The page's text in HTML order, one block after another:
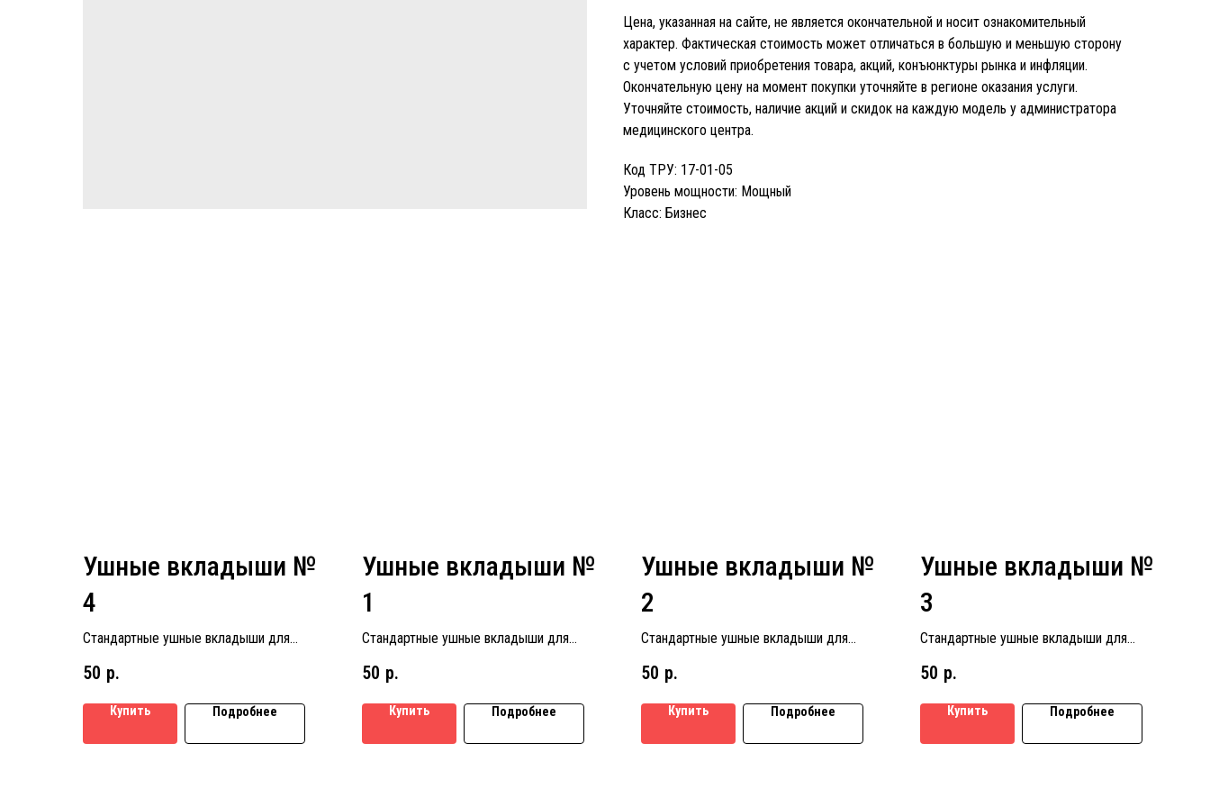
Цена, указанная на сайте, не является окончательной и носит ознакомительный
характер. Фактическая стоимость может отличаться в большую и меньшую сторону
с учетом условий приобретения товара, акций, конъюнктуры рынка и инфляции.
Окончательную цену на момент покупки уточняйте в регионе оказания услуги.
Уточняйте стоимость, наличие акций и скидок на каждую модель у администратора
медицинского центра.
Код ТРУ: 17-01-05
Уровень мощности: Мощный
Класс: Бизнес
Ушные вкладыши №
4
Стандартные ушные вкладыши для
50 р.
Купить Подробнее
Ушные вкладыши №
1
Стандартные ушные вкладыши для
50 р.
Купить Подробнее
Ушные вкладыши №
2
Стандартные ушные вкладыши для
50 р.
Купить Подробнее
Ушные вкладыши №
3
Стандартные ушные вкладыши для
50 р.
Купить Подробнее